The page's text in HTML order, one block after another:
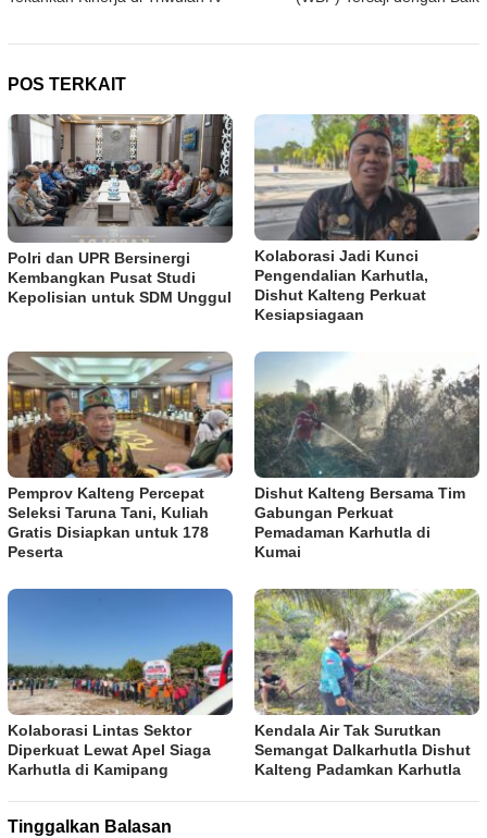
POS TERKAIT
Polri dan UPR Bersinergi
Kembangkan Pusat Studi
Kepolisian untuk SDM Unggul
Kolaborasi Jadi Kunci
Pengendalian Karhutla,
Dishut Kalteng Perkuat
Kesiapsiagaan
Pemprov Kalteng Percepat
Seleksi Taruna Tani, Kuliah
Gratis Disiapkan untuk 178
Peserta
Dishut Kalteng Bersama Tim
Gabungan Perkuat
Pemadaman Karhutla di
Kumai
Kolaborasi Lintas Sektor
Diperkuat Lewat Apel Siaga
Karhutla di Kamipang
Kendala Air Tak Surutkan
Semangat Dalkarhutla Dishut
Kalteng Padamkan Karhutla
Tinggalkan Balasan